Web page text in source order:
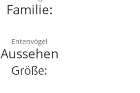
Familie:
Entenvögel
Aussehen
Größe: